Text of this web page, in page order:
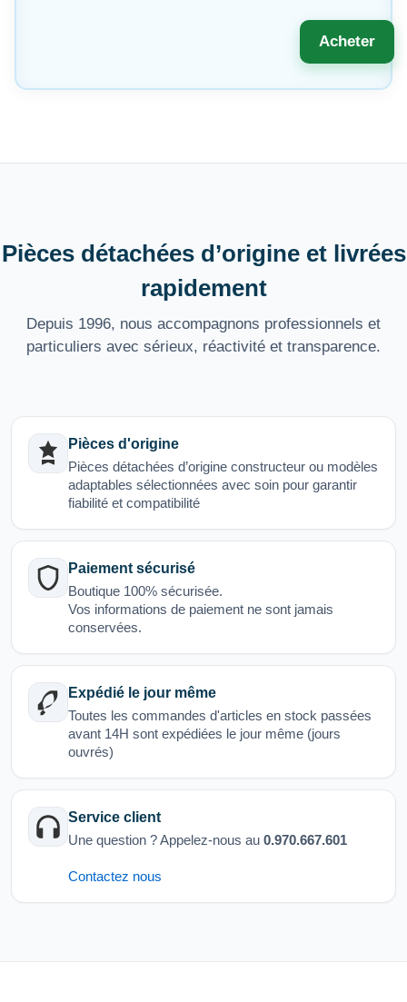
Acheter
Pièces détachées d’origine et livrées
rapidement
Depuis 1996, nous accompagnons professionnels et
particuliers avec sérieux, réactivité et transparence.
Pièces d'origine
Pièces détachées d’origine constructeur ou modèles
adaptables sélectionnées avec soin pour garantir
fiabilité et compatibilité
Paiement sécurisé
Boutique 100% sécurisée.
Vos informations de paiement ne sont jamais
conservées.
Expédié le jour même
Toutes les commandes d'articles en stock passées
avant 14H sont expédiées le jour même (jours
ouvrés)
Service client
Une question ? Appelez-nous au 0.970.667.601
Contactez nous